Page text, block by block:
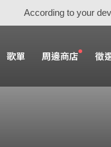
According to your
歌單 周邊商店 徵